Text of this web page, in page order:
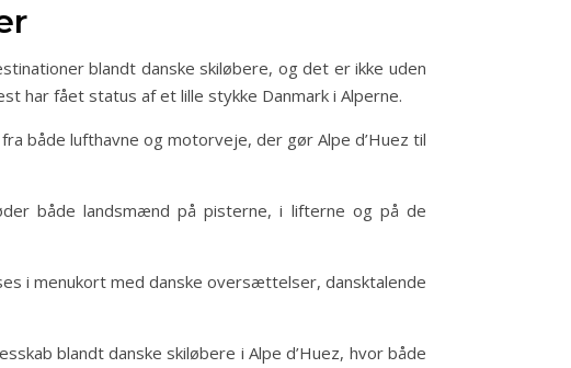
blandt danske skiløbere, og det er ikke uden
har fået status af et lille stykke Danmark i Alperne.
både lufthavne og motorveje, der gør Alpe d’Huez til
både landsmænd på pisterne, i lifterne og på de
i menukort med danske oversættelser, dansktalende
blandt danske skiløbere i Alpe d’Huez, hvor både